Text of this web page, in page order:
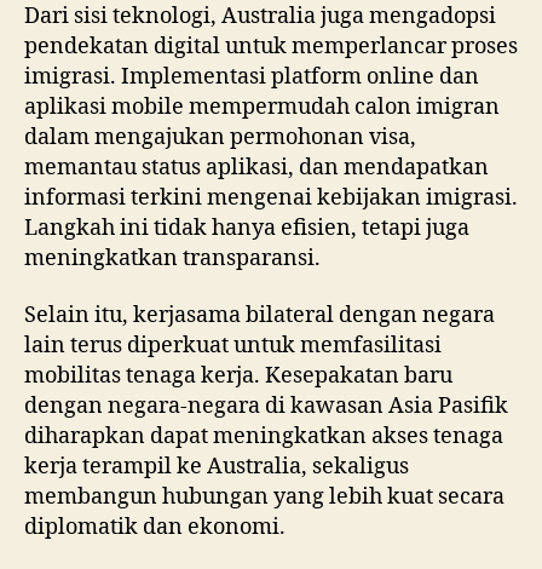
Dari sisi teknologi, Australia juga mengadopsi
pendekatan digital untuk memperlancar proses
imigrasi. Implementasi platform online dan
aplikasi mobile mempermudah calon imigran
dalam mengajukan permohonan visa,
memantau status aplikasi, dan mendapatkan
informasi terkini mengenai kebijakan imigrasi.
Langkah ini tidak hanya efisien, tetapi juga
meningkatkan transparansi.
Selain itu, kerjasama bilateral dengan negara
lain terus diperkuat untuk memfasilitasi
mobilitas tenaga kerja. Kesepakatan baru
dengan negara-negara di kawasan Asia Pasifik
diharapkan dapat meningkatkan akses tenaga
kerja terampil ke Australia, sekaligus
membangun hubungan yang lebih kuat secara
diplomatik dan ekonomi.